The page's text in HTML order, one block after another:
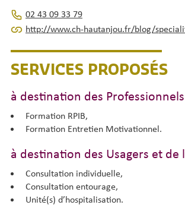
02 43 09 33 79
http://www.ch-hautanjou.fr/blog/
SERVICES PROPOSÉS
à destination des
Formation RPIB,
Formation Entretien Motivationnel.
à destination des Usagers et de
Consultation individuelle,
Consultation entourage,
Unité(s) d’hospitalisation.